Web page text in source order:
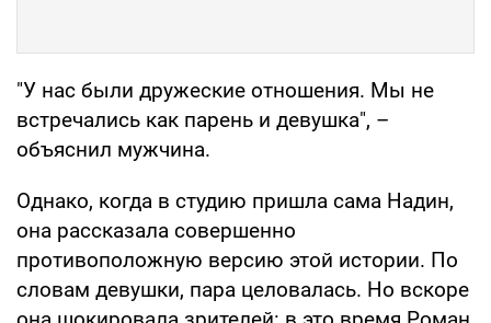
"У нас были дружеские отношения. Мы не
встречались как парень и девушка", –
объяснил мужчина.
Однако, когда в студию пришла сама Надин,
она рассказала совершенно
противоположную версию этой истории. По
словам девушки, пара целовалась. Но вскоре